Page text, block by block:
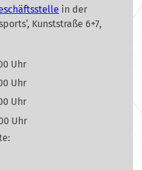
in der
Kunststraße 6+7,
Uhr
Uhr
Uhr
Uhr